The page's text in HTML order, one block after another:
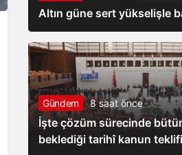
Altın güne sert yükselişle
Gündem 8 saat önce
İşte çözüm sürecinde
beklediği tarihî kanun